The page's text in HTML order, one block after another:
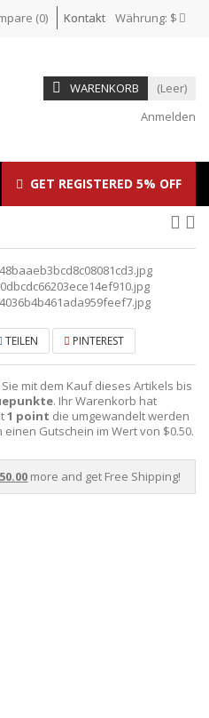
Währung: $
Kontakt
(0)
WARENKORB
(Leer)
Anmelden
GET REGISTERED 5% OFF
TEILEN PINTEREST
mit dem Kauf dieses Artikels bis
. Ihr Warenkorb hat
1 point die umgewandelt werden
einen Gutschein im Wert von $0.50.
more and get Free Shipping!